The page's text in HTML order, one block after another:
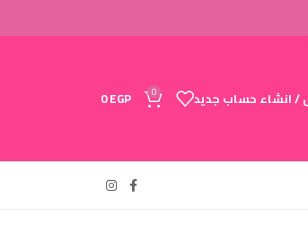
/ انشاء حساب جديد 0
0EGP